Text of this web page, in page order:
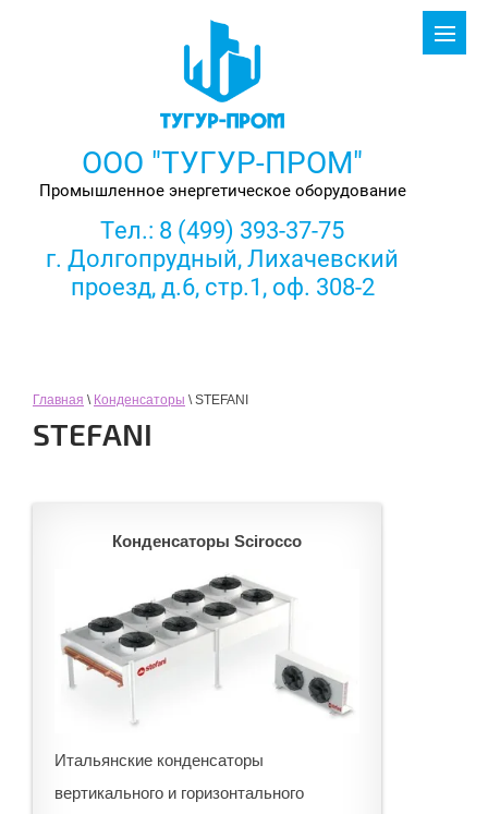
ООО "ТУГУР-ПРОМ"
Промышленное энергетическое оборудование
Тел.: 8 (499) 393-37-75
г. Долгопрудный, Лихачевский
проезд, д.6, стр.1, оф. 308-2
Главная \ Конденсаторы \ STEFANI
STEFANI
Конденсаторы Scirocco
Итальянские конденсаторы
вертикального и горизонтального